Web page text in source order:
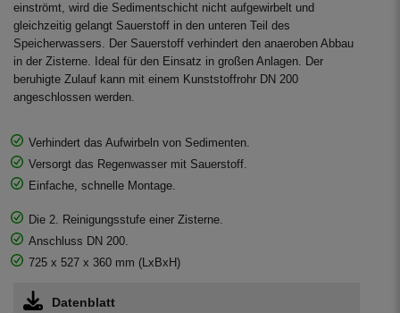
einströmt, wird die Sedimentschicht nicht aufgewirbelt und
gleichzeitig gelangt Sauerstoff in den unteren Teil des
Speicherwassers. Der Sauerstoff verhindert den anaeroben Abbau
in der Zisterne. Ideal für den Einsatz in großen Anlagen. Der
beruhigte Zulauf kann mit einem Kunststoffrohr DN 200
angeschlossen werden.
Verhindert das Aufwirbeln von Sedimenten.
Versorgt das Regenwasser mit Sauerstoff.
Einfache, schnelle Montage.
Die 2. Reinigungsstufe einer Zisterne.
Anschluss DN 200.
725 x 527 x 360 mm (LxBxH)
Datenblatt